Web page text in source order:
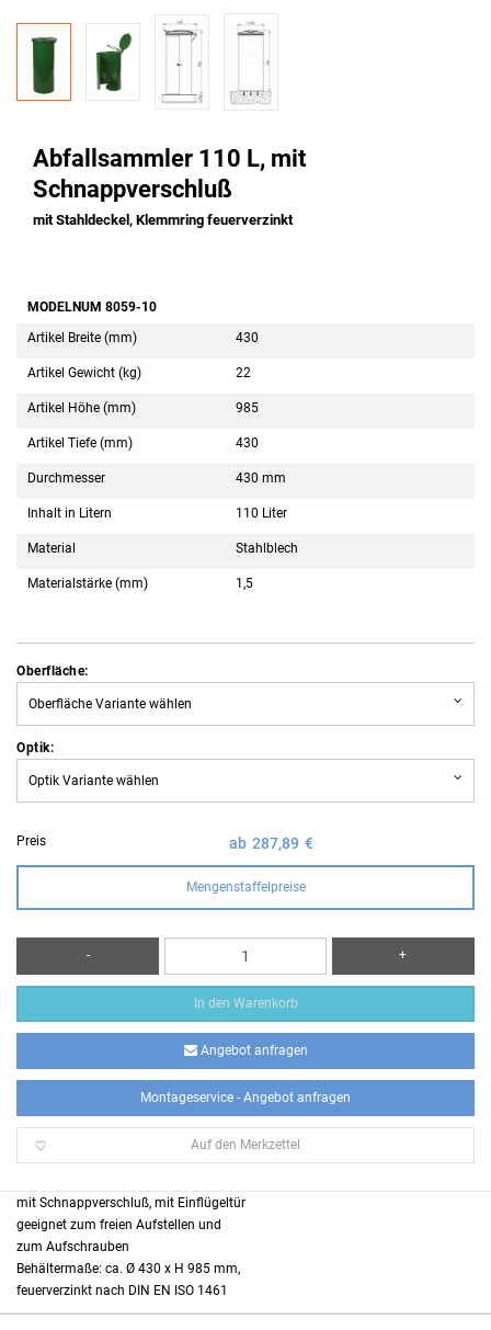
Abfallsammler 110 L, mit
Schnappverschluß
mit Stahldeckel, Klemmring feuerverzinkt
MODELNUM 8059-10
Artikel Breite (mm)
430
Artikel Gewicht (kg) 22
Artikel Höhe (mm) 985
Artikel Tiefe (mm) 430
Durchmesser 430 mm
Inhalt in Litern 110 Liter
Material Stahlblech
Materialstärke (mm) 1,5
Oberfläche:
Oberfläche Variante wählen
Optik:
Optik Variante wählen
Preis ab 287,89 €
Mengenstaffelpreise
- +
In den Warenkorb
Angebot anfragen
Montageservice - Angebot anfragen
Auf den Merkzettel
mit Schnappverschluß, mit Einflügeltür
geeignet zum freien Aufstellen und
zum Aufschrauben
Behältermaße: ca. Ø 430 x H 985 mm,
feuerverzinkt nach DIN EN ISO 1461